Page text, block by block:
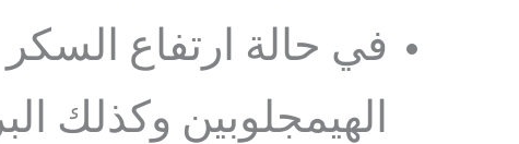
في حالة ارتفاع
الهيمجلوبين وكذلك